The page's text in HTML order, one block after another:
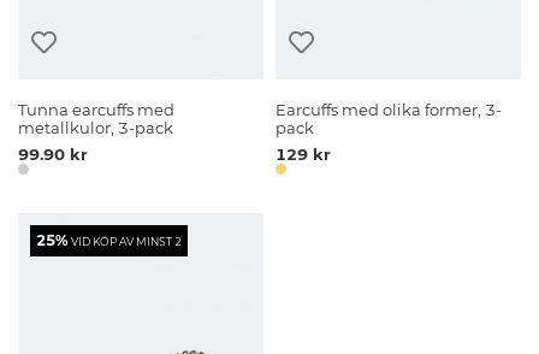
Tunna earcuffs med
metallkulor, 3-pack
99.90 kr
Earcuffs med olika former, 3-
pack
129 kr
25%VID KÖP AV MINST 2